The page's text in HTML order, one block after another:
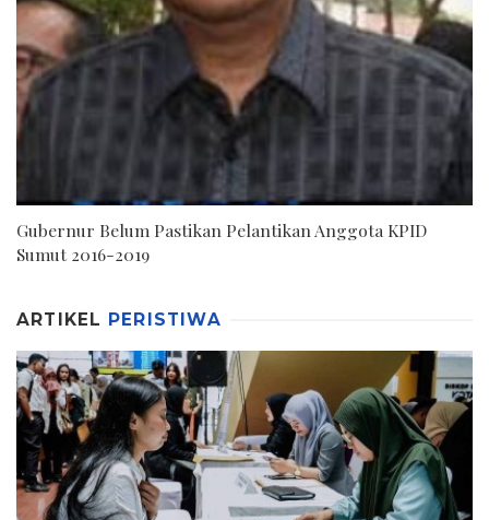
Gubernur Belum Pastikan Pelantikan Anggota KPID
Sumut 2016-2019
ARTIKEL PERISTIWA